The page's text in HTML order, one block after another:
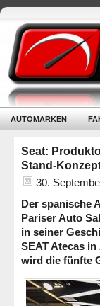
AUTOMARKEN
Seat:
Stand-
30.
Der spanische
Pariser Auto
in seiner
SEAT Atecas
wird die fünfte